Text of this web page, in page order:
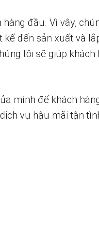
đầu. Vì vậy,
đến sản xuất và
tôi sẽ giúp
mình để khách
vụ hậu mãi tận